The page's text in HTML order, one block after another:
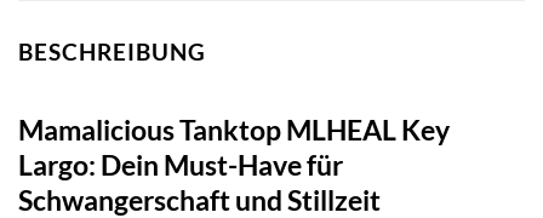
BESCHREIBUNG
Mamalicious Tanktop MLHEAL Key
Largo: Dein Must-Have für
Schwangerschaft und Stillzeit